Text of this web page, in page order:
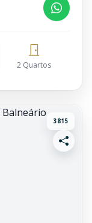
2 Quartos
3815